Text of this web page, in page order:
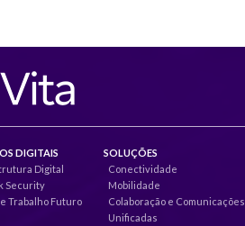
DIGITAIS
Digital
Security
Trabalho Futuro
SOLUÇÕES
Conectividade
Mobilidade
Colaboração e Comunicações
Unificadas